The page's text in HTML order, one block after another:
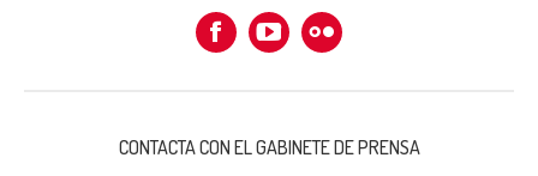
FacebookFlickr
CONTACTA CON EL GABINETE DE PRENSA